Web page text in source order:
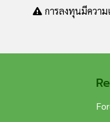
การลงทุนมีควา